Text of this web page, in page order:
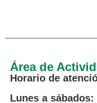
Área de
Horario de
Lunes a sábados: